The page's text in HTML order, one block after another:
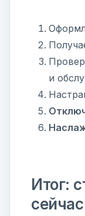
и
Итог: